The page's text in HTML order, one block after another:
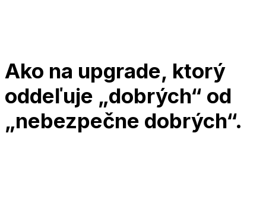
Ako na upgrade, ktorý
oddeľuje „dobrých“ od
„nebezpečne dobrých“.